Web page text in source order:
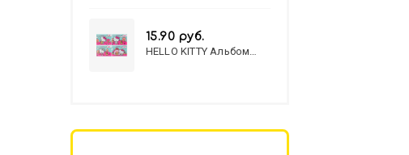
15.90 руб.
HELLO KITTY Альбом